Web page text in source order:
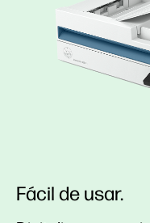
Fácil de usar.